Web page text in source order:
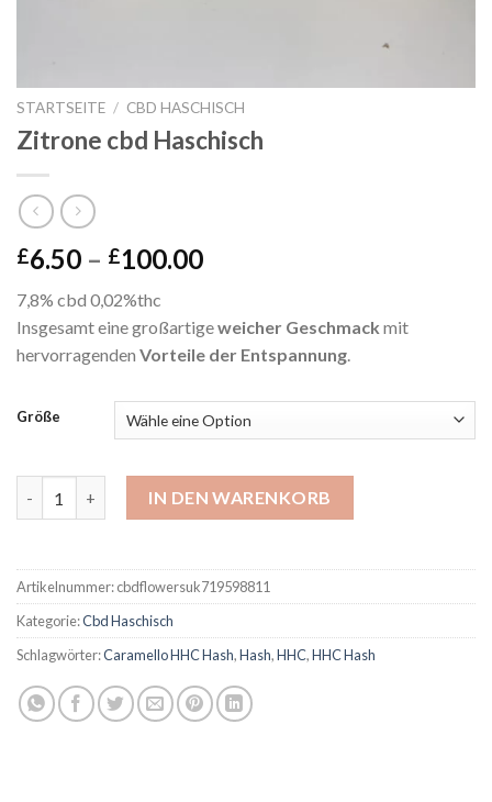
STARTSEITE / CBD HASCHISCH
Zitrone cbd Haschisch
£6.50 – £100.00Preisspanne:
£100.00
7,8% cbd 0,02%thc
Insgesamt eine großartigeweicher Geschmack mit
hervorragenden Vorteile der Entspannung.
Größe
IN DEN WARENKORB
Artikelnummer:cbdflowersuk719598811
Kategorie:Cbd Haschisch
Schlagwörter:Caramello HHC Hash,Hash,HHC,HHC Hash